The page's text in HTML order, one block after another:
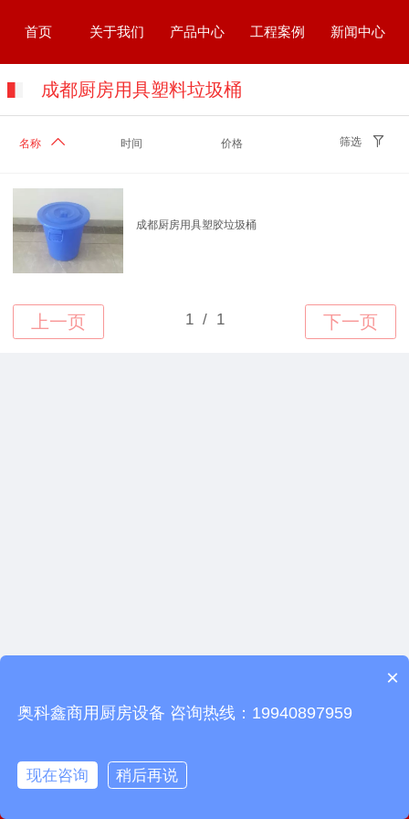
首页 关于我们 产品中心 工程案例 新闻中心
成都厨房用具塑料垃圾桶
名称 时间 价格 筛选
成都厨房用具塑胶垃圾桶
×
奥科鑫商用厨房设备 咨询热线：19940897959
现在咨询 稍后再说